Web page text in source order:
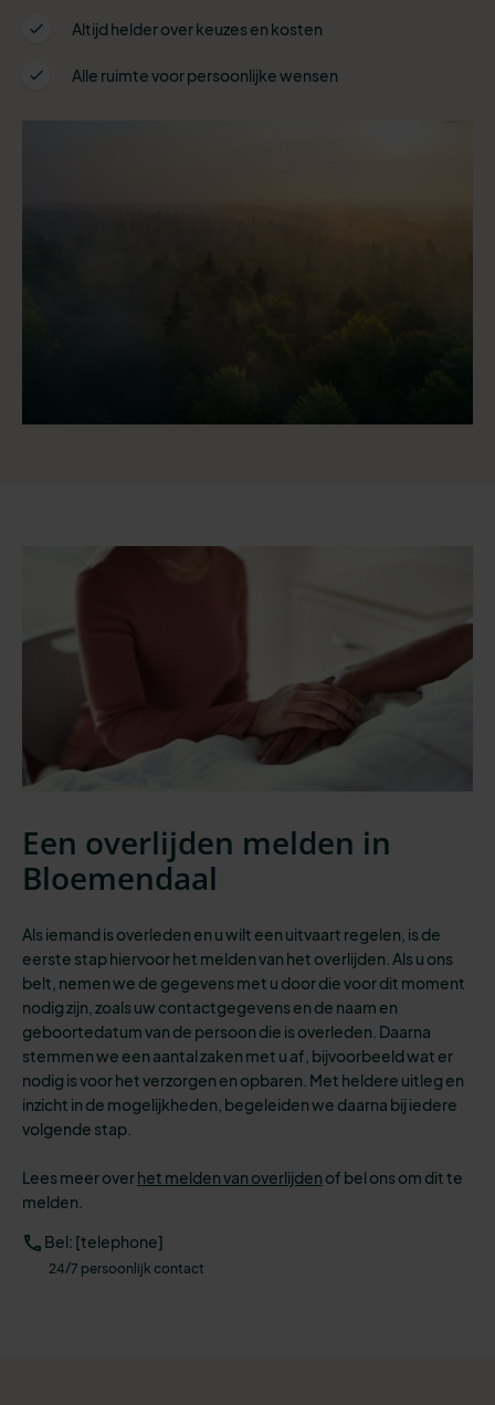
Altijd helder over keuzes en kosten
Alle ruimte voor persoonlijke wensen
Een overlijden melden in
Bloemendaal
Als iemand is overleden en u wilt een uitvaart regelen, is de
eerste staphiervoor het melden van het overlijden. Als u ons
belt, nemen we de gegevens met u door die voor dit moment
nodig zijn, zoals uw contactgegevens en de naam en
geboortedatum van de persoon die is overleden. Daarna
stemmen we een aantal zaken met u af, bijvoorbeeld wat er
nodig is voor het verzorgen en opbaren. Met heldere uitleg en
inzicht in de mogelijkheden, begeleiden we daarna bij iedere
volgende stap.
Lees meer overhet melden van overlijden of bel ons om dit te
melden.
Bel: [telephone]
24/7 persoonlijk contact